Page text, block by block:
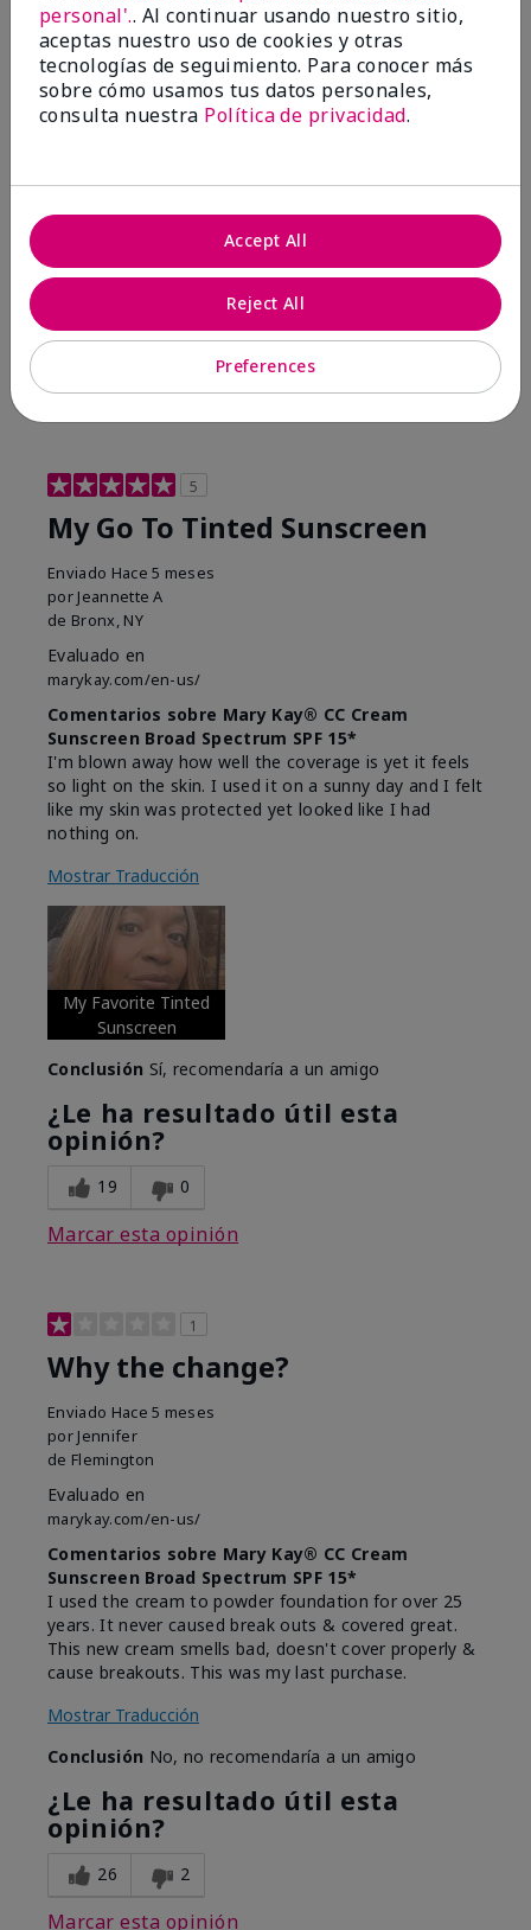
Mostrar Traducción
Walking in victory
Sí, recomendaría a un amigo
¿Le ha resultado útil esta
23 0
Marcar esta opinión
5
My Go To Tinted Sunscreen
Enviado Hace 5 meses
por Jeannette A
de Bronx, NY
Evaluado en
marykay.com/en-us/
Comentarios sobre Mary Kay® CC Cream
Sunscreen Broad Spectrum SPF 15*
I'm blown away how well the coverage is yet it feels
so light on the skin. I used it on a sunny day and I felt
like my skin was protected yet looked like I had
nothing on.
Mostrar Traducción
My Favorite Tinted
Sunscreen
Conclusión Sí, recomendaría a un amigo
¿Le ha resultado útil esta
opinión?
19 0
Marcar esta opinión
1
Why the change?
Enviado Hace 5 meses
por Jennifer
de Flemington
Evaluado en
marykay.com/en-us/
Comentarios sobre Mary Kay® CC Cream
Sunscreen Broad Spectrum SPF 15*
I used the cream to powder foundation for over 25
years. It never caused break outs & covered great.
This new cream smells bad, doesn't cover properly &
cause breakouts. This was my last purchase.
Mostrar Traducción
Conclusión No, no recomendaría a un amigo
¿Le ha resultado útil esta
opinión?
26 2
Marcar esta opinión
personal'.. Al continuar usando nuestro sitio,
aceptas nuestro uso de cookies y otras
tecnologías de seguimiento. Para conocer más
sobre cómo usamos tus datos personales,
consulta nuestra Política de privacidad.
Preferences
Reject All
Accept All